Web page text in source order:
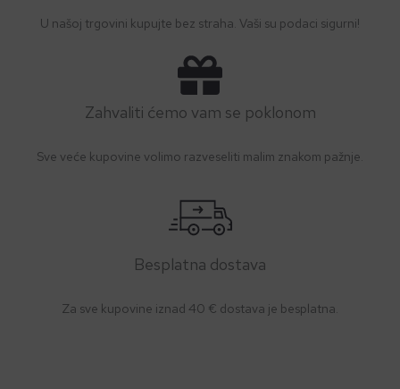
U našoj trgovini kupujte bez straha. Vaši su podaci sigurni!
Zahvaliti ćemo vam se poklonom
Sve veće kupovine volimo razveseliti malim znakom pažnje.
Besplatna dostava
Za sve kupovine iznad 40 € dostava je besplatna.